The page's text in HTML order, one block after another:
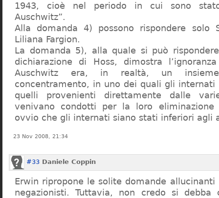
1943, cioè nel periodo in cui sono
Auschwitz”.
Alla domanda 4) possono rispondere solo
Liliana Fargion.
La domanda 5), alla quale si può
dichiarazione di Hoss, dimostra
Auschwitz era, in realtà, un
concentramento, in uno dei quali gli
quelli provenienti direttamente dalle
venivano condotti per la loro eliminazione
ovvio che gli internati siano stati inferiori agli
23 Nov 2008, 21:34
#33 Daniele Coppin
Erwin ripropone le solite domande
negazionisti. Tuttavia, non credo si debba